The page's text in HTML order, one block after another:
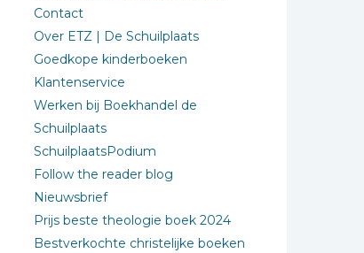
Contact
Over ETZ | De Schuilplaats
Goedkope kinderboeken
Klantenservice
Werken bij Boekhandel de
Schuilplaats
SchuilplaatsPodium
Follow the reader blog
Nieuwsbrief
Prijs beste theologie boek 2024
Bestverkochte christelijke boeken